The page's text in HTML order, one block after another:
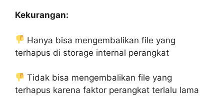
Kekurangan:
Hanya bisa mengembalikan file yang
terhapus di storage internal perangkat
Tidak bisa mengembalikan file yang
terhapus karena faktor perangkat terlalu lama